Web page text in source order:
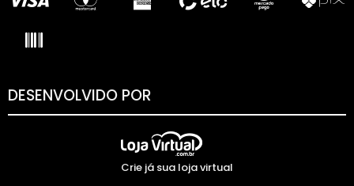
DESENVOLVIDO POR
Crie já sua loja virtual